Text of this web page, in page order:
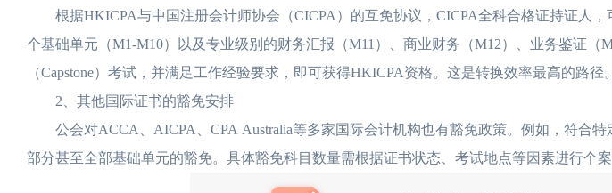
根据HKICPA与中国注册会计师协会（CICPA）的互免协议，CICPA全科合格证持证人，
个基础单元（M1-M10）以及专业级别的财务汇报（M11）、商业财务（M12）、业务鉴证（
（Capstone）考试，并满足工作经验要求，即可获得HKICPA资格。这是转换效率最高的路径。
2、其他国际证书的豁免安排
公会对ACCA、AICPA、CPA Australia等多家国际会计机构也有豁免政策。例如，符合特
部分甚至全部基础单元的豁免。具体豁免科目数量需根据证书状态、考试地点等因素进行个案